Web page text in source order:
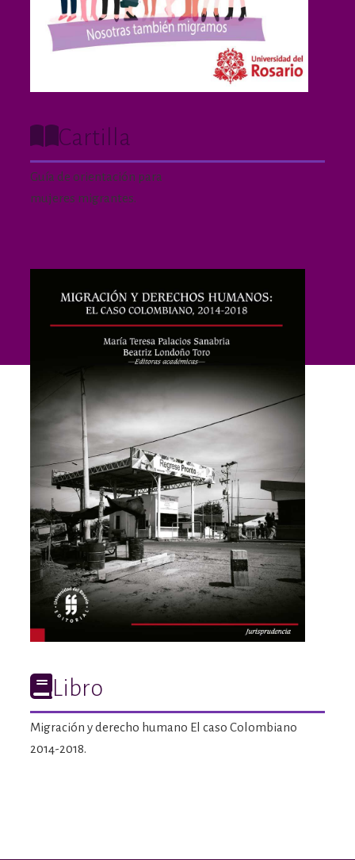
Cartilla
Guía de orientación para
mujeres migrantes.
Libro
Migración y derecho humano El caso Colombiano
2014-2018.